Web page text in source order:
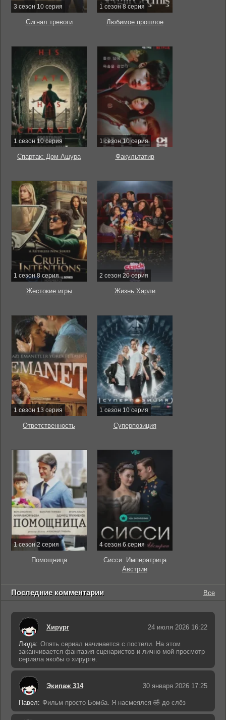
3 сезон 10 серия
Сигнал тревоги
1 сезон 8 серия
Любимое прошлое
1 сезон 10 серия
Спартак: Дом Ашура
1 сезон 10 серия
Факультатив
1 сезон 8 серия
Жестокие игры
2 сезон 20 серия
Жизнь Харли
1 сезон 13 серия
Ответственность
1 сезон 10 серия
Суперпозиция
1 сезон 2 серия
Помощница
4 сезон 6 серия
Сисси: Императрица
Австрии
Последние комментарии Все
Хирург 24 июля 2026 16:22
Люда: Опять сериал начинается с постели. На этом
заканчивается фантазия сценаристов и лично мой просмотр
сериала якобы о хирурге.
Экипаж 314 30 января 2026 17:25
Павел: Фильм просто Бомба. Я насмеялся 🤣 до слёз